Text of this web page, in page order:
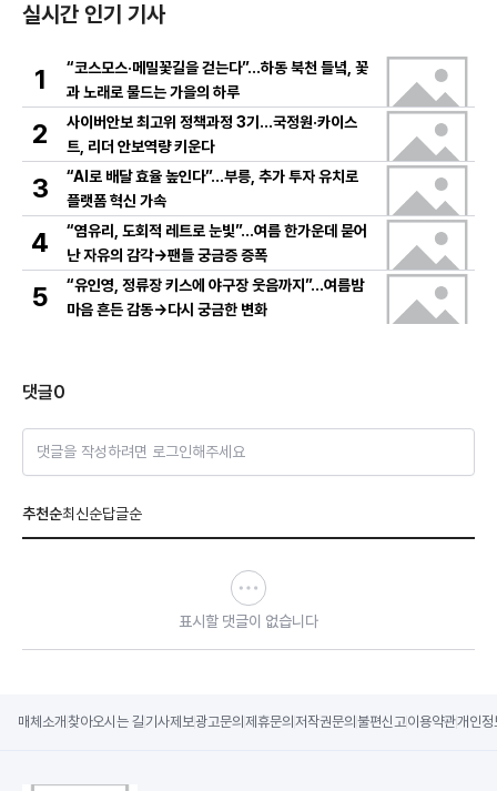
실시간 인기 기사
1
“코스모스·메밀꽃길을 걷는다”…하동 북천 들녘, 꽃
과 노래로 물드는 가을의 하루
2
사이버안보 최고위 정책과정 3기…국정원·카이스
트, 리더 안보역량 키운다
3
“AI로 배달 효율 높인다”…부릉, 추가 투자 유치로
플랫폼 혁신 가속
4
“염유리, 도회적 레트로 눈빛”…여름 한가운데 묻어
난 자유의 감각→팬들 궁금증 증폭
5
“유인영, 정류장 키스에 야구장 웃음까지”…여름밤
마음 흔든 감동→다시 궁금한 변화
댓글0
댓글을 작성하려면 로그인해주세요
추천순최신순답글순
표시할 댓글이 없습니다
매체소개 찾아오시는 길기사제보광고문의 제휴문의 저작권문의 불편신고이용약관개인정